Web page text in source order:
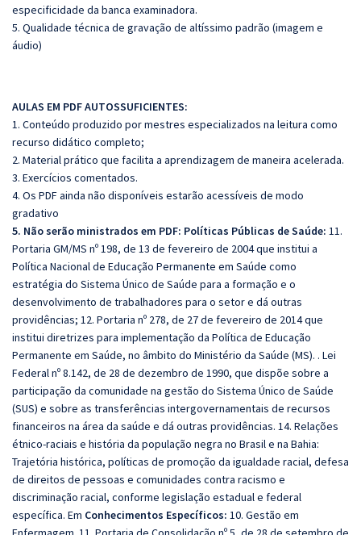
especificidade da banca examinadora.
5. Qualidade técnica de gravação de altíssimo padrão (imagem e
áudio)
AULAS EM PDF AUTOSSUFICIENTES:
1. Conteúdo produzido por mestres especializados na leitura como
recurso didático completo;
2. Material prático que facilita a aprendizagem de maneira acelerada.
3. Exercícios comentados.
4. Os PDF ainda não disponíveis estarão acessíveis de modo
gradativo
5. Não serão ministrados em PDF: Políticas Públicas de Saúde: 11.
Portaria GM/MS nº 198, de 13 de fevereiro de 2004 que institui a
Política Nacional de Educação Permanente em Saúde como
estratégia do Sistema Único de Saúde para a formação e o
desenvolvimento de trabalhadores para o setor e dá outras
providências; 12. Portaria nº 278, de 27 de fevereiro de 2014 que
institui diretrizes para implementação da Política de Educação
Permanente em Saúde, no âmbito do Ministério da Saúde (MS). . Lei
Federal nº 8.142, de 28 de dezembro de 1990, que dispõe sobre a
participação da comunidade na gestão do Sistema Único de Saúde
(SUS) e sobre as transferências intergovernamentais de recursos
financeiros na área da saúde e dá outras providências. 14. Relações
étnico-raciais e história da população negra no Brasil e na Bahia:
Trajetória histórica, políticas de promoção da igualdade racial, defesa
de direitos de pessoas e comunidades contra racismo e
discriminação racial, conforme legislação estadual e federal
específica. Em Conhecimentos Específicos: 10. Gestão em